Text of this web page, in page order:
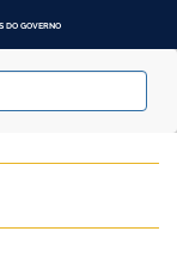
DO GOVERNO